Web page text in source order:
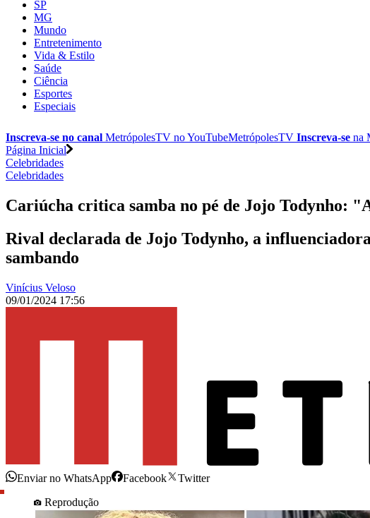
SP
MG
Mundo
Entretenimento
Vida & Estilo
Saúde
Ciência
Esportes
Especiais
Inscreva-se no canal MetrópolesTV noYouTubeMetrópolesTV Inscreva-se na
Página Inicial
Celebridades
Celebridades
Cariúcha critica samba no pé de Jojo Todynho:
Rival declarada de Jojo Todynho, a
sambando
Vinícius Veloso
09/01/2024 17:56
Enviar no WhatsApp Facebook
Twitter
Reprodução